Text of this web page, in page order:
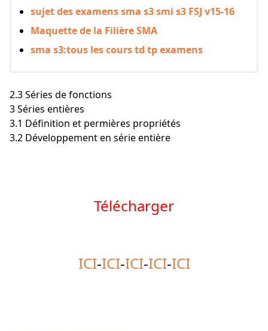
sujet des examens sma s3 smi s3 FSJ v15-16
Maquette de la Filière SMA
sma s3:tous les cours td tp examens
2.3 Séries de fonctions
3 Séries entières
3.1 Définition et permières propriétés
3.2 Développement en série entière
Télécharger
ICI-ICI-ICI-ICI-ICI